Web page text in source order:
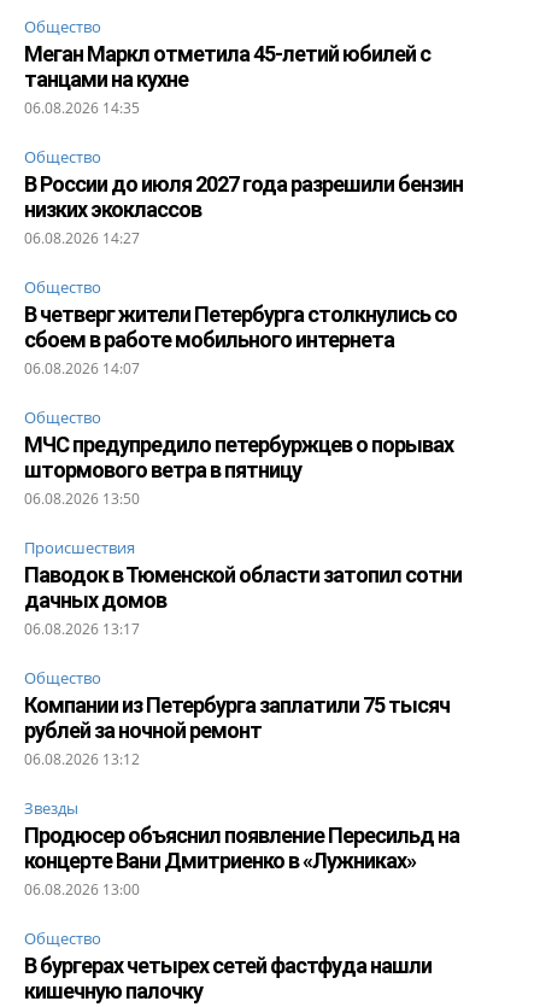
Общество
Меган Маркл отметила 45-летий юбилей с
танцами на кухне
06.08.2026 14:35
Общество
В России до июля 2027 года разрешили бензин
низких экоклассов
06.08.2026 14:27
Общество
В четверг жители Петербурга столкнулись со
сбоем в работе мобильного интернета
06.08.2026 14:07
Общество
МЧС предупредило петербуржцев о порывах
штормового ветра в пятницу
06.08.2026 13:50
Происшествия
Паводок в Тюменской области затопил сотни
дачных домов
06.08.2026 13:17
Общество
Компании из Петербурга заплатили 75 тысяч
рублей за ночной ремонт
06.08.2026 13:12
Звезды
Продюсер объяснил появление Пересильд на
концерте Вани Дмитриенко в «Лужниках»
06.08.2026 13:00
Общество
В бургерах четырех сетей фастфуда нашли
кишечную палочку